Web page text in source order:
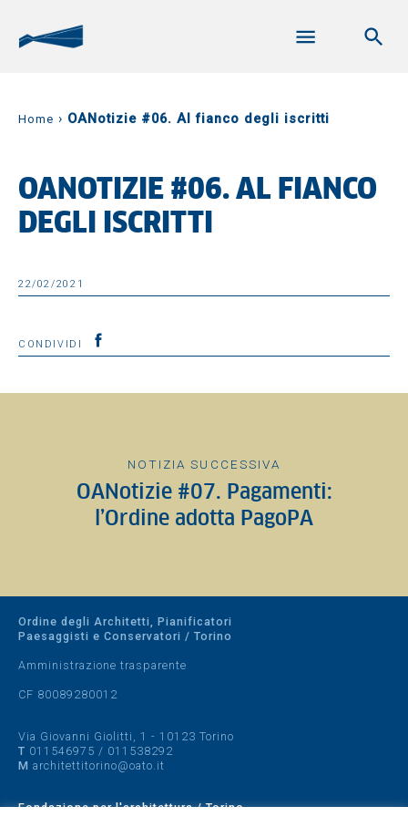
Home › OANotizie #06. Al fianco degli iscritti
OANOTIZIE #06. AL FIANCO
DEGLI ISCRITTI
22/02/2021
CONDIVIDI
NOTIZIA SUCCESSIVA
OANotizie #07. Pagamenti:
l’Ordine adotta PagoPA
Ordine degli Architetti, Pianificatori
Paesaggisti e Conservatori / Torino
Amministrazione trasparente
CF 80089280012
Via Giovanni Giolitti, 1 - 10123 Torino
T 011546975 / 011538292
M architettitorino@oato.it
Fondazione per l'architettura / Torino